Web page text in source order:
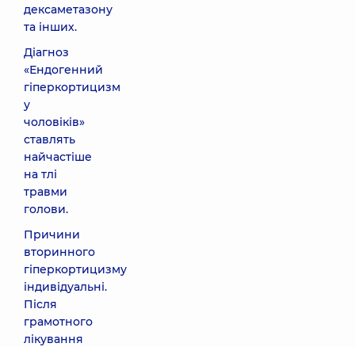
дексаметазону
та інших.
Діагноз
«Ендогенний
гіперкортицизм
у
чоловіків»
ставлять
найчастіше
на тлі
травми
голови.
Причини
вторинного
гіперкортицизму
індивідуальні.
Після
грамотного
лікування